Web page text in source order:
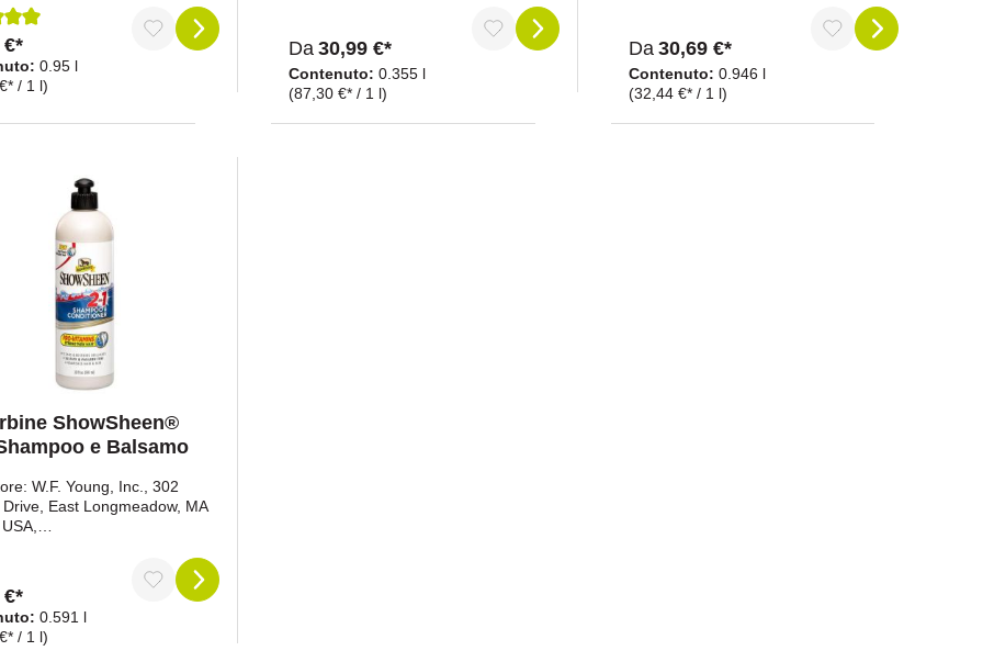
BIORANCH GmbH,
19, 48291 Telgte,
www.bioranch.deContatto:
media di 5 su 5 stelle
0.95 l
/ 1 l)
€*
Harkampsheide 19, 48291 Telgte,
Germania, www.bioranch.deContatto:
andre.schaefer@bioranch.de
Contenuto:0.355 l
(87,30 €* / 1 l)
Da 30,99 €*
completo per il manto dei cavalli che
combina districante, lucidante e
protezione solare. Sviluppato da
esperti nella cura dei cavalli e utilizzato
dai migliori groom, questo prodotto
Contenuto: 0.946 l
(32,44 €* / 1 l)
Da 30,69 €*
ShowSheen®
e Balsamo
W.F. Young, Inc., 302
Drive, East Longmeadow, MA
19, 48291 Telgte,
www.bioranch.deContatto:
0.591 l
/ 1 l)
€*